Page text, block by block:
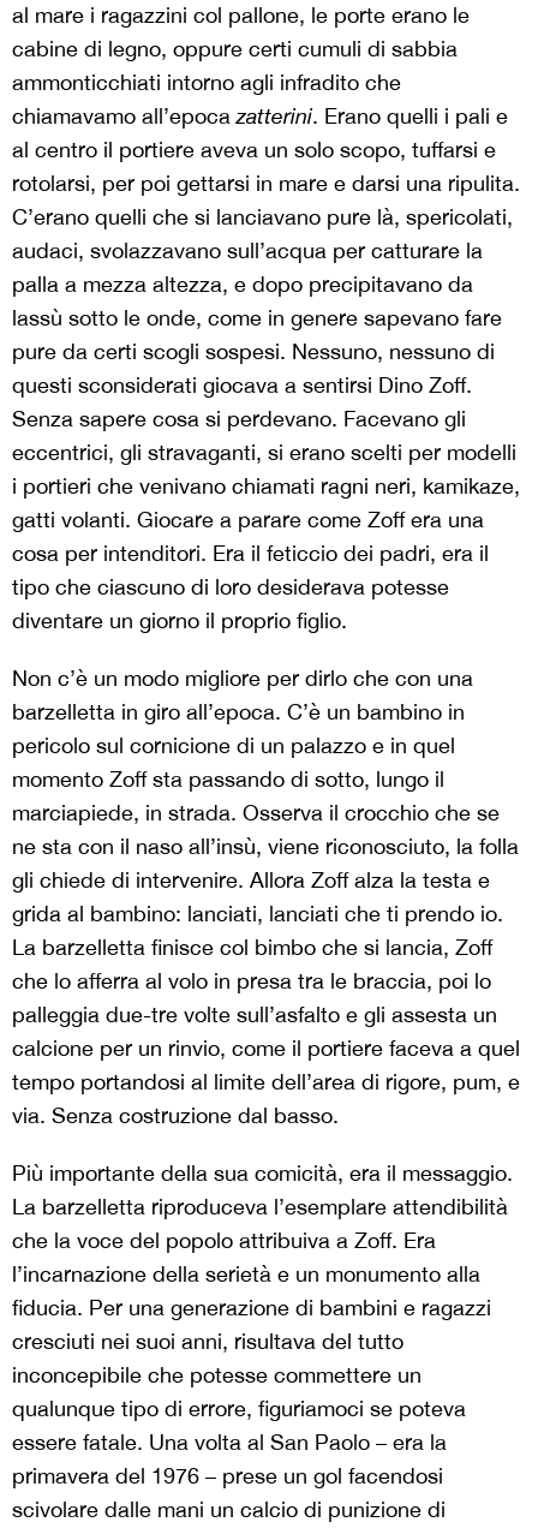
al mare i ragazzini col pallone, le porte erano le
cabine di legno, oppure certi cumuli di sabbia
ammonticchiati intorno agli infradito che
chiamavamo all’epocazatterini. Erano quelli i pali e
al centro il portiere aveva un solo scopo, tuffarsi e
rotolarsi, per poi gettarsi in mare e darsi una ripulita.
C’erano quelli che si lanciavano pure là, spericolati,
audaci, svolazzavano sull’acqua per catturare la
palla a mezza altezza, e dopo precipitavano da
lassù sotto le onde, come in genere sapevano fare
pure da certi scogli sospesi. Nessuno, nessuno di
questi sconsiderati giocava a sentirsi Dino Zoff.
Senza sapere cosa si perdevano. Facevano gli
eccentrici, gli stravaganti, si erano scelti per modelli
i portieri che venivano chiamati ragni neri, kamikaze,
gatti volanti. Giocare a parare come Zoff era una
cosa per intenditori. Era il feticcio dei padri, era il
tipo che ciascuno di loro desiderava potesse
diventare un giorno il proprio figlio.
Non c’è un modo migliore per dirlo che con una
barzelletta in giro all’epoca. C’è un bambino in
pericolo sul cornicione di un palazzo e in quel
momento Zoff sta passando di sotto, lungo il
marciapiede, in strada. Osserva il crocchio che se
ne sta con il naso all’insù, viene riconosciuto, la folla
gli chiede di intervenire. Allora Zoff alza la testa e
grida al bambino: lanciati, lanciati che ti prendo io.
La barzelletta finisce col bimbo che si lancia, Zoff
che lo afferra al volo in presa tra le braccia, poi lo
palleggia due-tre volte sull’asfalto e gli assesta un
calcione per un rinvio, come il portiere faceva a quel
tempo portandosi al limite dell’area di rigore, pum, e
via. Senza costruzione dal basso.
Più importante della sua comicità, era il messaggio.
La barzelletta riproduceva l’esemplare attendibilità
che la voce del popolo attribuiva a Zoff. Era
l’incarnazione della serietà e un monumento alla
fiducia. Per una generazione di bambini e ragazzi
cresciuti nei suoi anni, risultava del tutto
inconcepibile che potesse commettere un
qualunque tipo di errore, figuriamoci se poteva
essere fatale. Una volta al San Paolo – era la
primavera del 1976 – prese un gol facendosi
scivolare dalle mani un calcio di punizione di